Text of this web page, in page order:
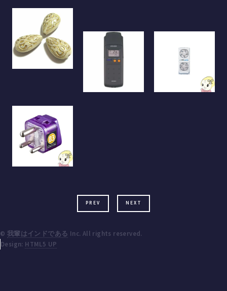
PREV NEXT
© 我輩はインドである Inc. All rights reserved.
Design: HTML5 UP